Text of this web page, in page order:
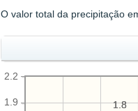
O valor total da precipitação
1.9
2.2
1.8
1.8